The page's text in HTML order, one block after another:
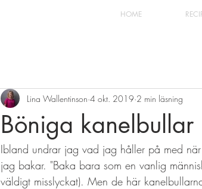
HOME
Böniga kanelbullar
Lina Wallentinson 4 okt. 2019 2 min läsning
Ibland undrar jag vad jag håller på med
jag bakar. "Baka bara som en vanlig
väldigt misslyckat). Men de här